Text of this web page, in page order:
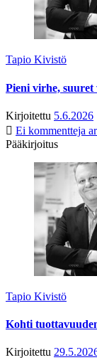
Tapio Kivistö
Pieni virhe, suuret
Kirjoitettu 5.6.2026
Ei kommentteja
Pääkirjoitus
Tapio Kivistö
Kohti
Kirjoitettu